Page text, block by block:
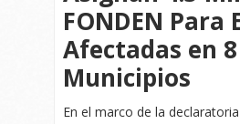
FONDEN Para
Afectadas en 8
Municipios
En el marco de la